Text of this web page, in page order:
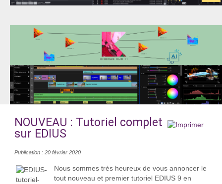
NOUVEAU : Tutoriel complet
sur EDIUS
Publication : 20 février 2020
Nous sommes très heureux de vous annoncer le
tout nouveau et premier tutoriel EDIUS 9 en